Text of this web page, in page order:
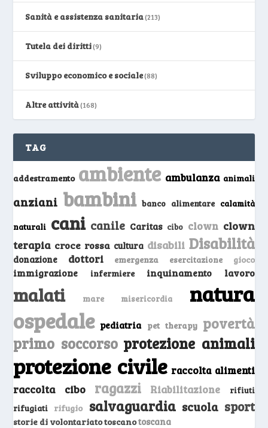
Sanità e assistenza sanitaria(213)
Tutela dei diritti(9)
Sviluppo economico e sociale(88)
Altre attività(168)
TAG
addestramento ambiente ambulanza animali
anziani bambini banco alimentare calamità
naturali cani canile Caritas cibo clown clown
terapia croce rossa cultura disabili Disabilità
donazione dottori emergenza esercitazione gioco
immigrazione infermiere inquinamento lavoro
malati mare misericordia natura
ospedale pediatria pet therapy povertà
primo soccorso protezione animali
protezione civile raccolta alimenti
raccolta cibo ragazzi Riabilitazione
rifiuti
rifugiati
rifugio salvaguardia scuola sport
storie di volontariato toscanotoscana